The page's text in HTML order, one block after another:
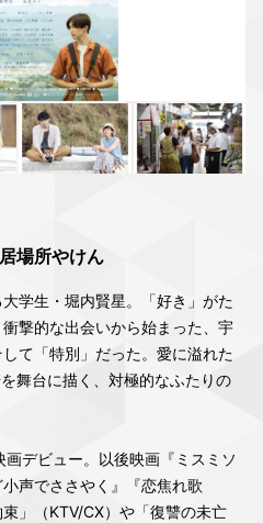
場所やけん
学生・堀内賢星。「好き」がた
撃的な出会いから始まった、宇
て「特別」だった。愛に溢れた
舞台に描く、対極的なふたりの
デビュー。以後映画『ミスミソ
声でささやく』『恋焦れ歌
」（KTV/CX）や「復讐の未亡